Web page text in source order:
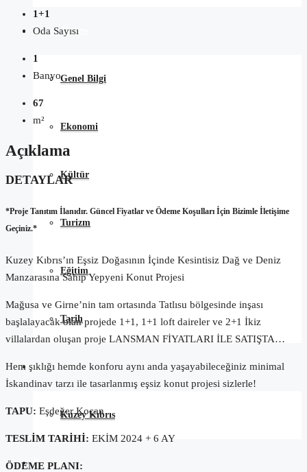
Kuzey Kıbrıs
Genel Bilgi
Ekonomi
Kültür
Turizm
Eğitim
Tarih
Blog
Kuzey Kıbrıs
İletişim
1+1
Oda Sayısı
1
Banyo
67
m²
Açıklama
DETAYLAR
*Proje Tanıtım İlanıdır. Güncel Fiyatlar ve Ödeme Koşulları İçin Bizimle İletişime
Geçiniz.*
Kuzey Kıbrıs’ın Eşsiz Doğasının İçinde Kesintisiz Dağ ve Deniz
Manzarasına Sahip Yepyeni Konut Projesi
Mağusa ve Girne’nin tam ortasında Tatlısu bölgesinde inşası
başlalayacak olan projede 1+1, 1+1 loft daireler ve 2+1 İkiz
villalardan oluşan proje LANSMAN FİYATLARI İLE SATIŞTA…
Hem şıklığı hemde konforu aynı anda yaşayabileceğiniz minimal
İskandinav tarzı ile tasarlanmış eşsiz konut projesi sizlerle!
TAPU: Eşdeğer Koçan
TESLİM TARİHİ: EKİM 2024 + 6 AY
ÖDEME PLANI: